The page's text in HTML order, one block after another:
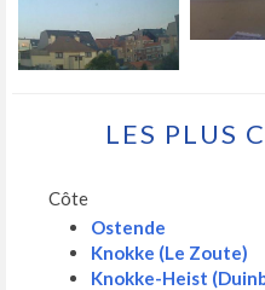
LES PLUS
Côte
Ostende
Knokke (Le Zoute)
Knokke-Heist